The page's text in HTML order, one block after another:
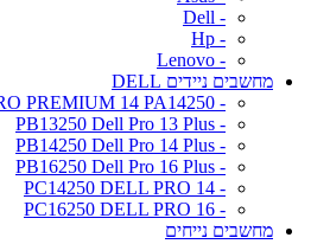
- Dell
- Hp
- Lenovo
מחשבים ניידים DELL
- DELL PRO PREMIUM 14 PA14250
- PB13250 Dell Pro 13 Plus
- PB14250 Dell Pro 14 Plus
- PB16250 Dell Pro 16 Plus
- PC14250 DELL PRO 14
- PC16250 DELL PRO 16
מחשבים נייחים